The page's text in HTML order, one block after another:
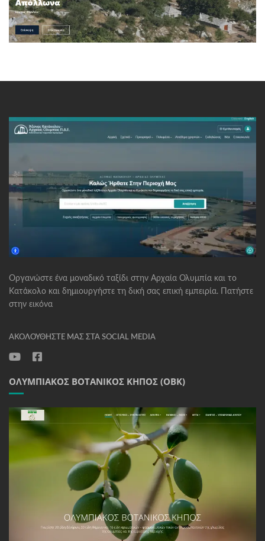
Οργανώστε ένα μοναδικό ταξίδι στην Αρχαία Ολυμπία και το
Κατάκολο και δημιουργήστε τη δική σας επική εμπειρία. Πατήστε
στην εικόνα
ΑΚΟΛΟΥΘΉΣΤΕ ΜΑΣ ΣΤΑ SOCIAL MEDIA
ΟΛΥΜΠΙΑΚΌΣ ΒΟΤΑΝΙΚΌΣ ΚΉΠΟΣ (ΟΒΚ)